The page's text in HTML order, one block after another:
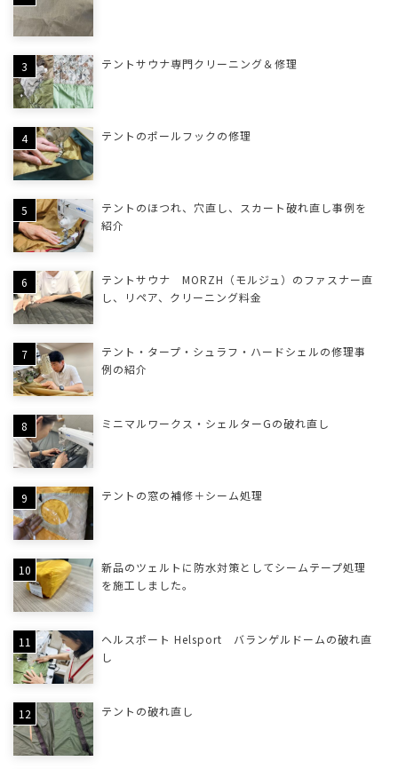
テントサウナ専門クリーニング＆修理
テントのポールフックの修理
テントのほつれ、穴直し、スカート破れ直し事例を
紹介
テントサウナ MORZH（モルジュ）のファスナー直
し、リペア、クリーニング料金
テント・タープ・シュラフ・ハードシェルの修理事
例の紹介
ミニマルワークス・シェルターGの破れ直し
テントの窓の補修＋シーム処理
新品のツェルトに防水対策としてシームテープ処理
を施工しました。
ヘルスポート Helsport バランゲルドームの破れ直
し
テントの破れ直し